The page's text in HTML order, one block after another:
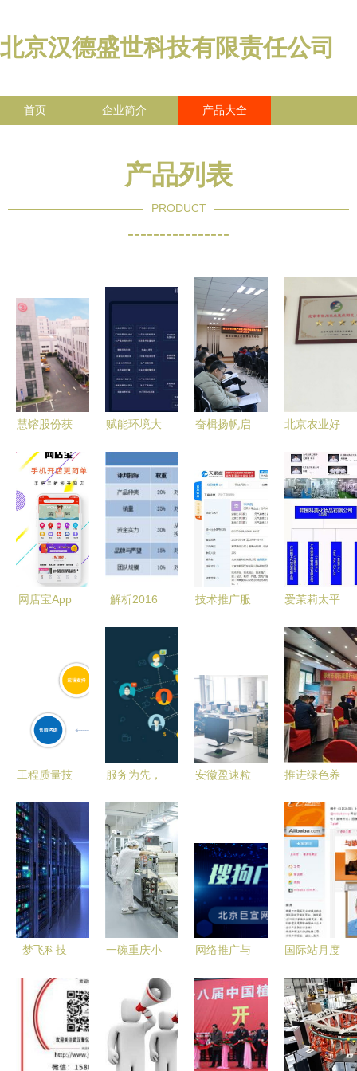
北京汉德盛世科技有限责任公司
首页 企业简介 产品大全
产品列表
PRODUCT
----------------
慧镕股份获
质 IT生命
周期管理引
领循环经
济“智”造绿
色未来
赋能环境大
如何以智慧
数据
点‘绿’成金
奋楫扬帆启
江省杂粮产
业技术协同
创新推广体
系启动会在
农大召开
北京农业好
梓婷佳苑垂
钓园 创新
技术推广服
务引领休闲
渔业新发展
网店宝App
新版v5.0.0
获取与店铺
运营升级攻
略
解析2016
格局未定、
盈利模式与
技术创新孰
先突破
技术推广服
爱茉莉太平
术配方在中
国OEM加
工厂的应用
与技术推广
服务解析
工程质量技
的推广策略
与实践
服务为先，
升润科技的
全方位支持
之道
安徽盈速粒
上线，开启
技术推广服
务新篇章
推进绿色养
我市召开兽
药减量行动
计划与无抗
养殖技术推
广暨联盟筹
备会
梦飞科技
务器租用引
领深圳网站
建设与技术
一碗重庆小
命:从街头
小摊到全球
网络推广与
务 驱动企
业增长的核
心引擎
国际站月度
网站产品服
务功能点动
态清凉上线